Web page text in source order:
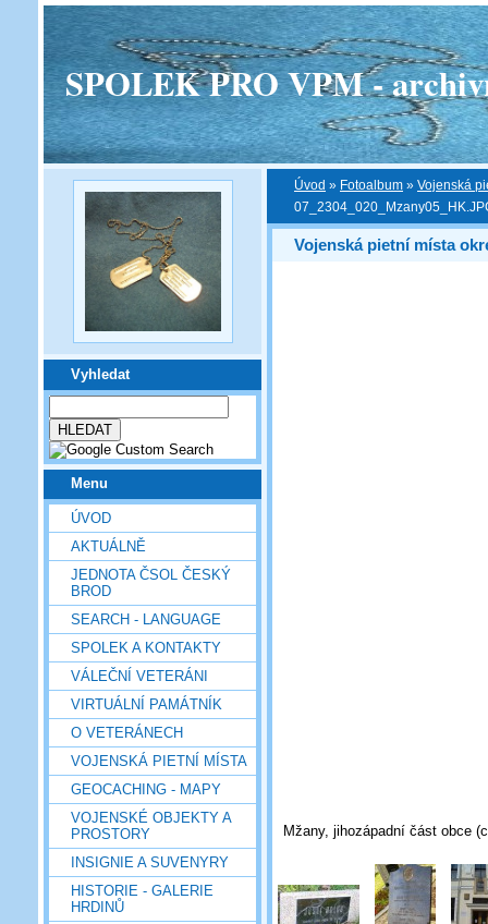
SPOLEK PRO VPM -
Vyhledat
Menu
ÚVOD
AKTUÁLNĚ
JEDNOTA ČSOL ČESKÝ
BROD
SEARCH - LANGUAGE
SPOLEK A KONTAKTY
VÁLEČNÍ VETERÁNI
VIRTUÁLNÍ PAMÁTNÍK
O VETERÁNECH
VOJENSKÁ PIETNÍ MÍSTA
GEOCACHING - MAPY
VOJENSKÉ OBJEKTY A
PROSTORY
INSIGNIE A SUVENYRY
HISTORIE - GALERIE
HRDINŮ
Úvod » Fotoalbum » Vojenská
Vojenská pietní místa
Mžany, jihozápadní část obce